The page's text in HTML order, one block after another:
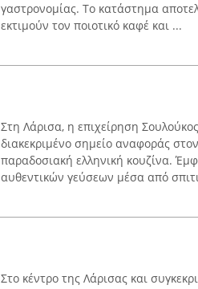
γαστρονομίας. Το κατάστημα
εκτιμούν τον ποιοτικό καφέ και ...
Στη Λάρισα, η επιχείρηση
διακεκριμένο σημείο αναφοράς
παραδοσιακή ελληνική κουζίνα.
αυθεντικών γεύσεων μέσα από
Στο κέντρο της Λάρισας και